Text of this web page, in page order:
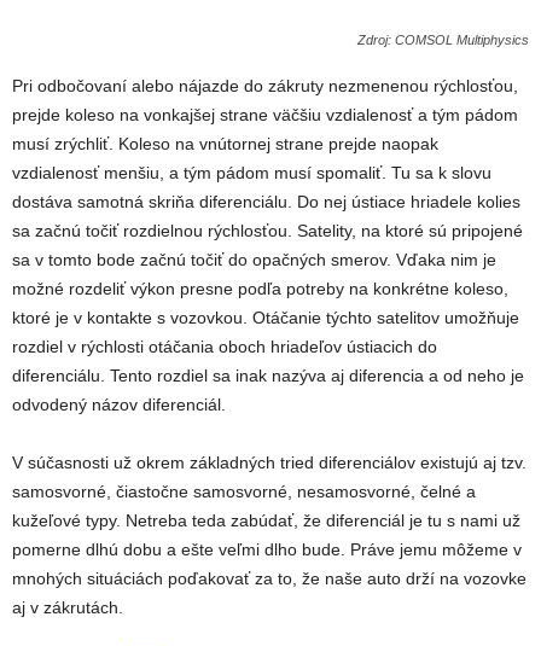
Zdroj: COMSOL Multiphysics
Pri odbočovaní alebo nájazde do zákruty nezmenenou rýchlosťou,
prejde koleso na vonkajšej strane väčšiu vzdialenosť a tým pádom
musí zrýchliť. Koleso na vnútornej strane prejde naopak
vzdialenosť menšiu, a tým pádom musí spomaliť. Tu sa k slovu
dostáva samotná skriňa diferenciálu. Do nej ústiace hriadele kolies
sa začnú točiť rozdielnou rýchlosťou. Satelity, na ktoré sú pripojené
sa v tomto bode začnú točiť do opačných smerov. Vďaka nim je
možné rozdeliť výkon presne podľa potreby na konkrétne koleso,
ktoré je v kontakte s vozovkou. Otáčanie týchto satelitov umožňuje
rozdiel v rýchlosti otáčania oboch hriadeľov ústiacich do
diferenciálu. Tento rozdiel sa inak nazýva aj diferencia a od neho je
odvodený názov diferenciál.
V súčasnosti už okrem základných tried diferenciálov existujú aj tzv.
samosvorné, čiastočne samosvorné, nesamosvorné, čelné a
kužeľové typy. Netreba teda zabúdať, že diferenciál je tu s nami už
pomerne dlhú dobu a ešte veľmi dlho bude. Práve jemu môžeme v
mnohých situáciách poďakovať za to, že naše auto drží na vozovke
aj v zákrutách.